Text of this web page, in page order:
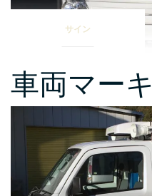
サイン
車両マー